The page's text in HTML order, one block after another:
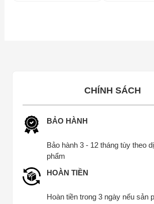
CHÍNH SÁCH
BẢO HÀNH
Bảo hành 3 - 12 tháng tùy theo
phẩm
HOÀN TIỀN
Hoàn tiền trong 3 ngày nếu sản